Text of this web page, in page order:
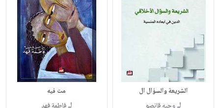
الشريعة والسؤال ال مت فيه